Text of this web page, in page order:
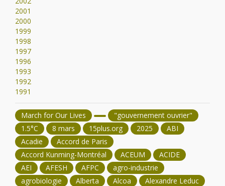
2001
2000
1999
1998
1997
1996
1993
1992
1991
March for Our Lives
"gouvernement ouvrier"
1.5°C
8 mars 15plus.org 2025
ABI
Acadie
Accord de Paris
Accord Kunming-Montréal
ACEUM
ACIDE
AEI
AFESH AFPC
agro-industrie
agrobiologie
Alberta Alcoa
Alexandre Leduc